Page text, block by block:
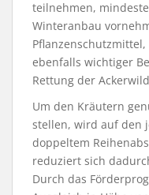
teilnehmen,
Winteranbau
ebenfalls wichtiger
Rettung der
Um den Kräutern
stellen, wird auf den
doppeltem
reduziert sich
Durch das